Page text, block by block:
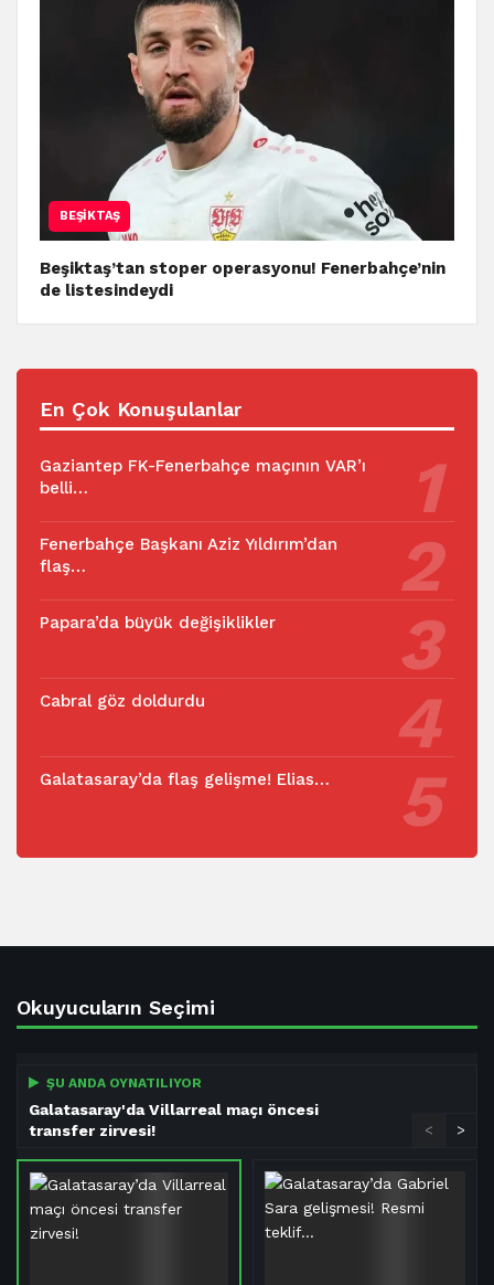
BEŞIKTAŞ
Beşiktaş’tan stoper operasyonu! Fenerbahçe’nin
de listesindeydi
En Çok Konuşulanlar
Gaziantep FK-Fenerbahçe maçının VAR’ı
belli…
Fenerbahçe Başkanı Aziz Yıldırım’dan
flaş…
Papara’da büyük değişiklikler
Cabral göz doldurdu
Galatasaray’da flaş gelişme! Elias…
Okuyucuların Seçimi
ŞU ANDA OYNATILIYOR
Galatasaray'da Villarreal maçı öncesi
transfer zirvesi!
< >